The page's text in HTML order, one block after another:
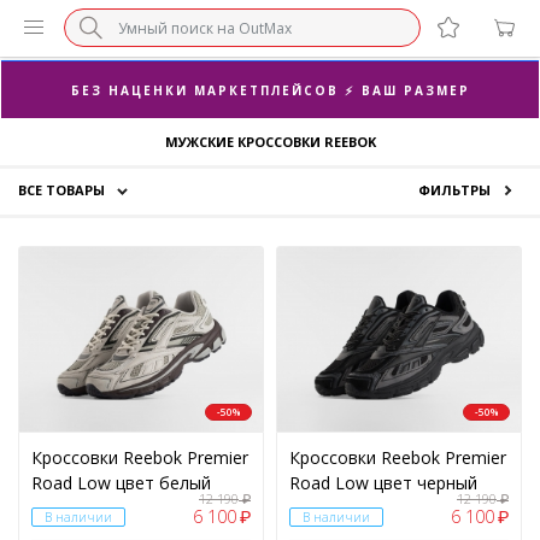
БЕЗ НАЦЕНКИ МАРКЕТПЛЕЙСОВ ⚡ ВАШ РАЗМЕР
3-Я ПАРА В ПОДАРОК 🎁
ПОСЛЕДНИЕ РАЗМЕРЫ ОТ 1500₽⚡️
МУЖСКИЕ КРОССОВКИ REEBOK
ВСЕ ТОВАРЫ ФИЛЬТРЫ
Аксессуары
Скидки
Женский
(21)
Мужской
ЦЕНА
-50%
Кроссовки Reebok Premier
Road Low цвет белый
В наличии
12 190₽
6 100₽
-50%
Кроссовки Reebok Premier
Road Low цвет черный
В наличии
12 190₽
6 100₽